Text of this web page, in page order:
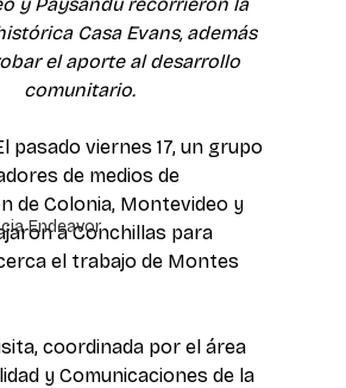
Endeavor
Casa Evans, además
el aporte al desarrollo
comunitario.
pasado viernes 17, un grupo
de medios de
de Colonia, Montevideo y
a Conchillas para
el trabajo de Montes
coordinada por el área
y Comunicaciones de la